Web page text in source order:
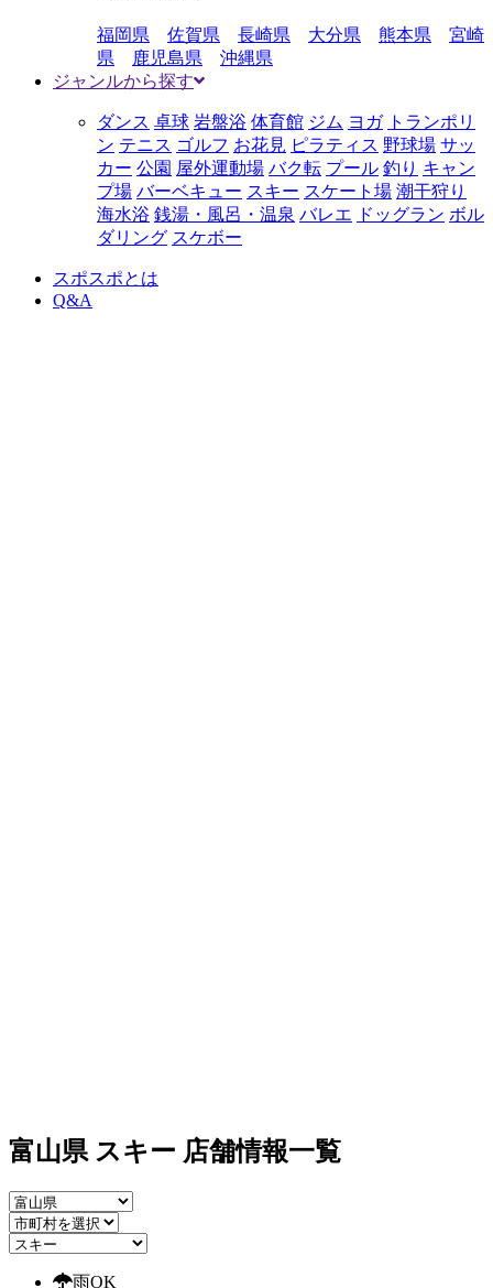
福岡県 佐賀県 長崎県 大分県 熊本県
宮崎
県
鹿児島県
沖縄県
ジャンルから探す
ダンス 卓球 岩盤浴 体育館 ジム ヨガ トランポリ
ン テニス ゴルフ お花見 ピラティス 野球場 サッ
カー 公園 屋外運動場 バク転 プール 釣り キャン
プ場 バーベキュー スキー スケート場 潮干狩り
海水浴 銭湯・風呂・温泉 バレエ ドッグラン ボル
ダリング スケボー
スポスポとは
Q&A
富山県 スキー 店舗情報一覧
雨OK